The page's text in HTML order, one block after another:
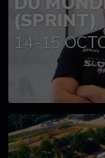
(SPRINT)
14-15